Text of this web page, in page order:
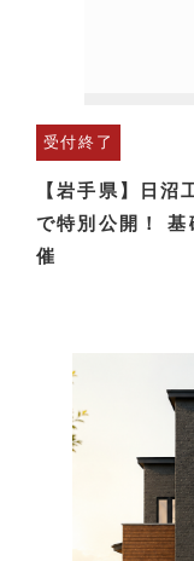
受付終了
【岩手県】日
で特別公開！
催